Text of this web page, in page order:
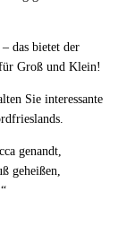
das bietet der
Groß und Klein!
Sie interessante
genandt,
geheißen,